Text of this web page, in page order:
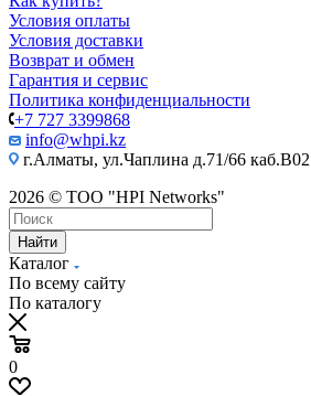
Условия оплаты
Условия доставки
Возврат и обмен
Гарантия и сервис
Политика конфиденциальности
+7 727 3399868
info@whpi.kz
г.Алматы, ул.Чаплина д.71/66 каб.B02
2026 © ТОО "HPI Networks"
Найти
Каталог
По всему сайту
По каталогу
0